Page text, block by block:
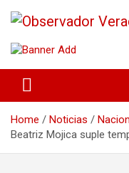
Observador
Home Noticias
Beatriz Mojica suple